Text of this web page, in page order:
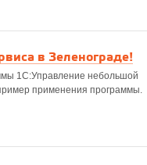
в Зеленограде!
1С:Управление небольшой
применения программы.